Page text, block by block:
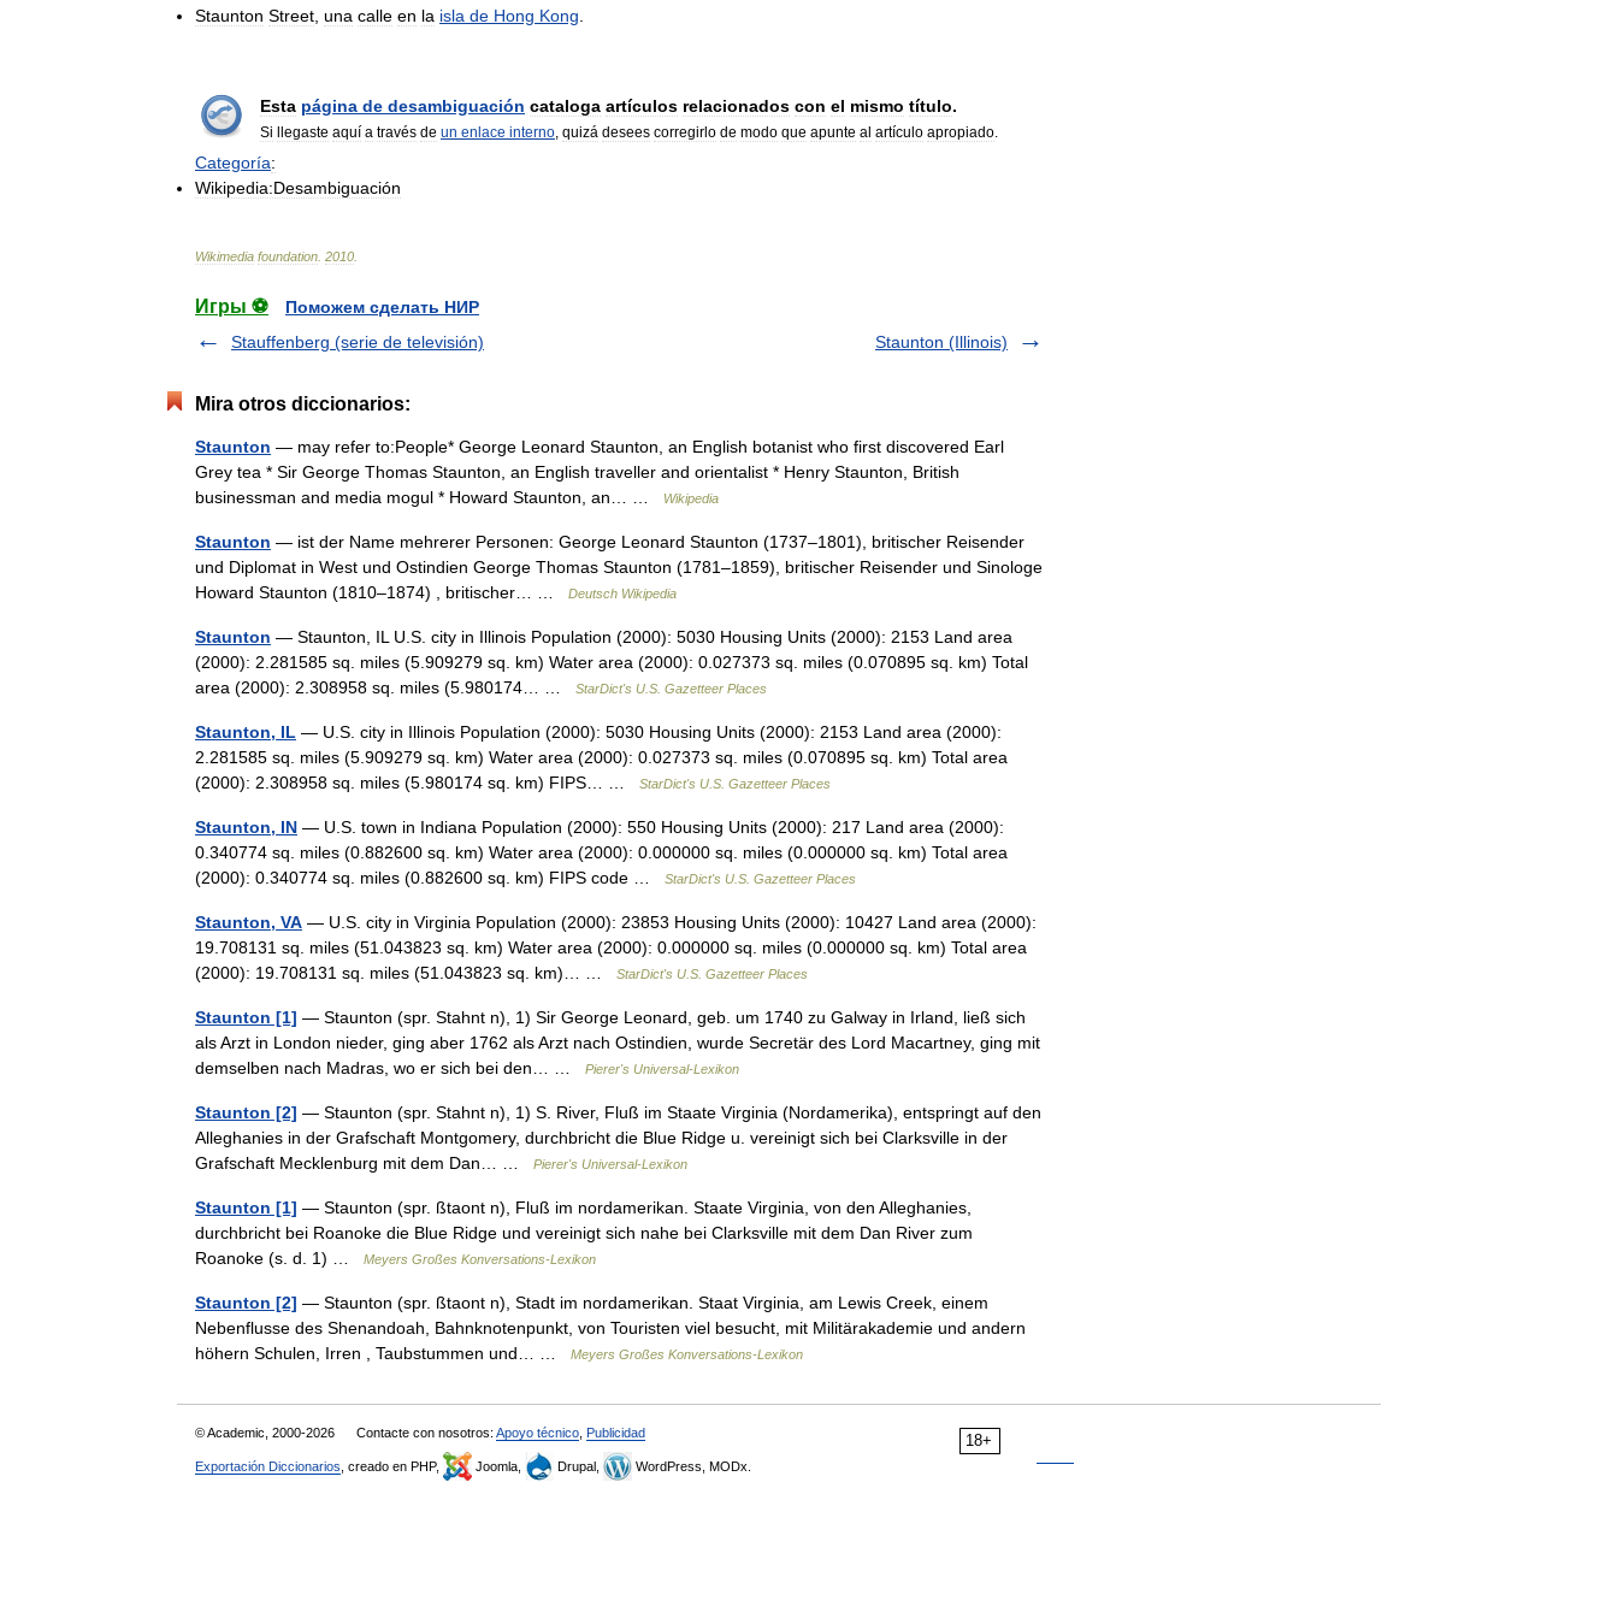
Staunton Street una calle en la isla de Hong Kong
Esta página de desambiguación cataloga artículos relacionados con el mismo título.
Si llegaste aquí a través de un enlace interno, quizá desees corregirlo de modo que apunte al artículo apropiado.
Categoría:
Wikipedia:Desambiguación
Wikimedia foundation 2010
Игры ⚽
Поможем сделать НИР
Stauffenberg (serie de televisión)
Staunton (Illinois)
Mira otros diccionarios:
Staunton — may refer to:People* George Leonard Staunton, an English botanist who first discovered Earl
Grey tea * Sir George Thomas Staunton, an English traveller and orientalist * Henry Staunton, British
businessman and media mogul * Howard Staunton, an… …
Wikipedia
Staunton — ist der Name mehrerer Personen: George Leonard Staunton (1737–1801), britischer Reisender
und Diplomat in West und Ostindien George Thomas Staunton (1781–1859), britischer Reisender und Sinologe
Howard Staunton (1810–1874) , britischer… …
Deutsch Wikipedia
Staunton — Staunton, IL U.S. city in Illinois Population (2000): 5030 Housing Units (2000): 2153 Land area
(2000): 2.281585 sq. miles (5.909279 sq. km) Water area (2000): 0.027373 sq. miles (0.070895 sq. km) Total
area (2000): 2.308958 sq. miles (5.980174… …
StarDict's U.S. Gazetteer Places
Staunton, IL — U.S. city in Illinois Population (2000): 5030 Housing Units (2000): 2153 Land area (2000):
2.281585 sq. miles (5.909279 sq. km) Water area (2000): 0.027373 sq. miles (0.070895 sq. km) Total area
(2000): 2.308958 sq. miles (5.980174 sq. km) FIPS… …
StarDict's U.S. Gazetteer Places
Staunton, IN — U.S. town in Indiana Population (2000): 550 Housing Units (2000): 217 Land area (2000):
0.340774 sq. miles (0.882600 sq. km) Water area (2000): 0.000000 sq. miles (0.000000 sq. km) Total area
(2000): 0.340774 sq. miles (0.882600 sq. km) FIPS code …
StarDict's U.S. Gazetteer Places
Staunton, VA — U.S. city in Virginia Population (2000): 23853 Housing Units (2000): 10427 Land area (2000):
19.708131 sq. miles (51.043823 sq. km) Water area (2000): 0.000000 sq. miles (0.000000 sq. km) Total area
(2000): 19.708131 sq. miles (51.043823 sq. km)… …
StarDict's U.S. Gazetteer Places
Staunton [1] — Staunton (spr. Stahnt n), 1) Sir George Leonard, geb. um 1740 zu Galway in Irland, ließ sich
als Arzt in London nieder, ging aber 1762 als Arzt nach Ostindien, wurde Secretär des Lord Macartney, ging mit
demselben nach Madras, wo er sich bei den… …
Pierer's Universal-Lexikon
Staunton [2] — Staunton (spr. Stahnt n), 1) S. River, Fluß im Staate Virginia (Nordamerika), entspringt auf den
Alleghanies in der Grafschaft Montgomery, durchbricht die Blue Ridge u. vereinigt sich bei Clarksville in der
Grafschaft Mecklenburg mit dem Dan… …
Pierer's Universal-Lexikon
Staunton [1] — Staunton (spr. ßtaont n), Fluß im nordamerikan. Staate Virginia, von den Alleghanies,
durchbricht bei Roanoke die Blue Ridge und vereinigt sich nahe bei Clarksville mit dem Dan River zum
Roanoke (s. d. 1) …
Meyers Großes Konversations-Lexikon
Staunton [2] — Staunton (spr. ßtaont n), Stadt im nordamerikan. Staat Virginia, am Lewis Creek, einem
Nebenflusse des Shenandoah, Bahnknotenpunkt, von Touristen viel besucht, mit Militärakademie und andern
höhern Schulen, Irren , Taubstummen und… …
Meyers Großes Konversations-Lexikon
18+
© Academic, 2000-2026 Contacte con nosotros: Apoyo técnico Publicidad
Exportación Diccionarios , creado en PHP, Joomla, Drupal, WordPress, MODx.